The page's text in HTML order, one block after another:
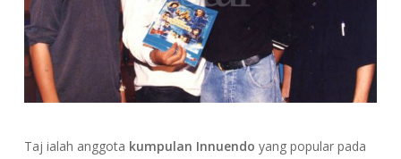
Taj ialah anggota kumpulan Innuendo yang popular pada